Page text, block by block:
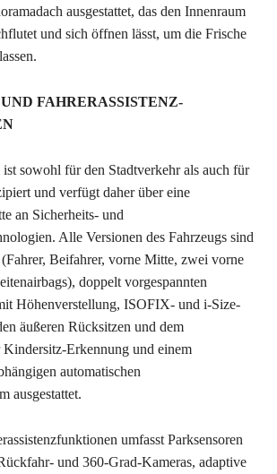
ausgestattet, das den Innenraum
und sich öffnen lässt, um die Frische
FAHRERASSISTENZ-
sowohl für den Stadtverkehr als auch für
und verfügt daher über eine
an Sicherheits- und
Alle Versionen des Fahrzeugs sind
Beifahrer, vorne Mitte, zwei vorne
doppelt vorgespannten
Höhenverstellung, ISOFIX- und i-Size-
äußeren Rücksitzen und dem
Erkennung und einem
automatischen
ausgestattet.
umfasst Parksensoren
und 360-Grad-Kameras, adaptive